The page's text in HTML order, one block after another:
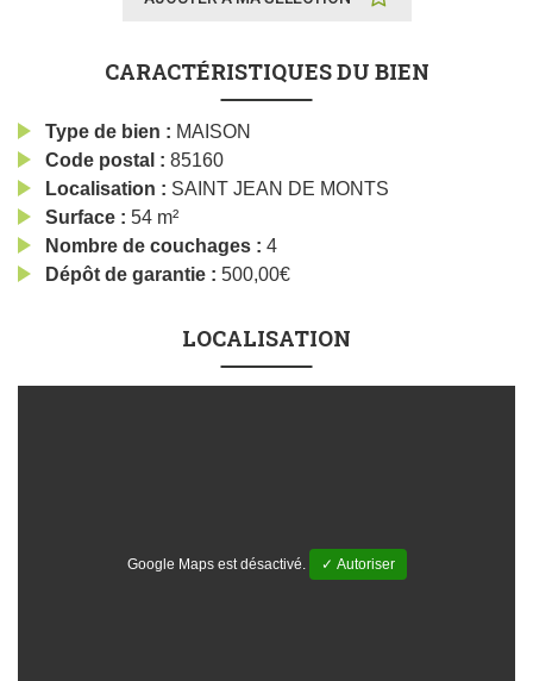
CARACTÉRISTIQUES DU BIEN
Type de bien
MAISON
Code postal
85160
Localisation
SAINT JEAN DE MONTS
Surface
54 m²
Nombre de couchages
4
Dépôt de garantie
500,00€
LOCALISATION
Google Maps est désactivé. ✓ Autoriser